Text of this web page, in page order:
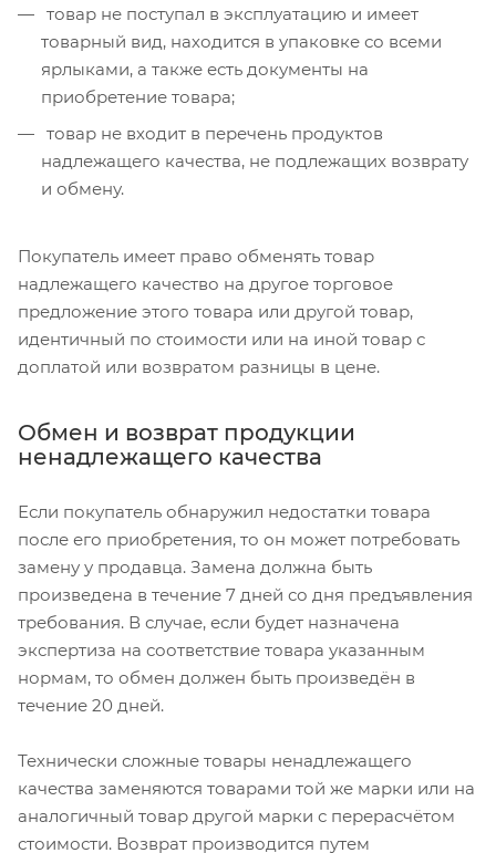
товар не поступал в эксплуатацию и имеет
товарный вид, находится в упаковке со всеми
ярлыками, а также есть документы на
приобретение товара;
товар не входит в перечень продуктов
надлежащего качества, не подлежащих возврату
и обмену.
Покупатель имеет право обменять товар
надлежащего качество на другое торговое
предложение этого товара или другой товар,
идентичный по стоимости или на иной товар с
доплатой или возвратом разницы в цене.
Обмен и возврат продукции
ненадлежащего качества
Если покупатель обнаружил недостатки товара
после его приобретения, то он может потребовать
замену у продавца. Замена должна быть
произведена в течение 7 дней со дня предъявления
требования. В случае, если будет назначена
экспертиза на соответствие товара указанным
нормам, то обмен должен быть произведён в
течение 20 дней.
Технически сложные товары ненадлежащего
качества заменяются товарами той же марки или на
аналогичный товар другой марки с перерасчётом
стоимости. Возврат производится путем